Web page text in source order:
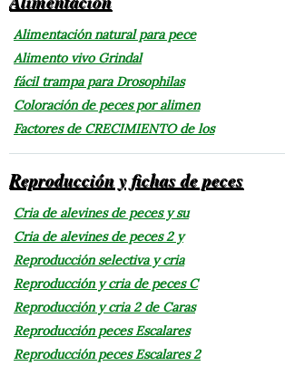
Alimentación natural para pece
Alimento vivo Grindal
fácil trampa para Drosophilas
Coloración de peces por alimen
Factores de CRECIMIENTO de los
Reproducción y fichas de peces
Cria de alevines de peces y su
Cria de alevines de peces 2 y
Reproducción selectiva y cria
Reproducción y cria de peces C
Reproducción y cria 2 de Caras
Reproducción peces Escalares
Reproducción peces Escalares 2